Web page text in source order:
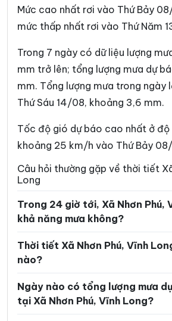
Xã Cầu Kè Xã Cầu
Xã Châu Hòa Xã Châu
Xã Châu Thành Xã Chợ
Xã Đại An Xã Đại
Xã Đôn Châu Xã Đông
Xã Đồng Khởi Xã Giao
Xã Giồng Trôm Xã Hàm
Xã Hiệp Mỹ Xã Hiếu
Xã Hòa Hiệp
Xã Hùng Hòa Xã
Xã Hưng Mỹ
Xã Hương Mỹ Xã Lộc
Xã Long Hiệp Xã
Mức cao nhất rơi vào Thứ Bảy
mức thấp nhất rơi vào Thứ Năm
Trong 7 ngày có dữ liệu lượng
mm trở lên; tổng lượng mưa dự
mm. Tổng lượng mưa trong ngày
Thứ Sáu 14/08, khoảng 3,6 mm.
Tốc độ gió dự báo cao nhất ở độ
khoảng 25 km/h vào Thứ Bảy
Câu hỏi thường gặp về thời tiết
Long
Trong 24 giờ tới, Xã Nhơn Phú,
khả năng mưa không?
Thời tiết Xã Nhơn Phú, Vĩnh
nào?
Ngày nào có tổng lượng mưa
tại Xã Nhơn Phú, Vĩnh Long?